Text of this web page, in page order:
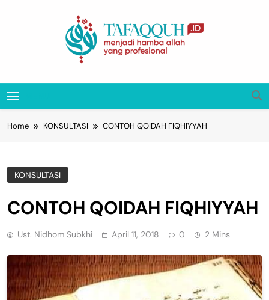
Tafaqquh.ID
Home KONSULTASI CONTOH QOIDAH FIQHIYYAH
KONSULTASI
CONTOH QOIDAH FIQHIYYAH
Ust. Nidhom Subkhi April 11, 2018 0 2 Mins